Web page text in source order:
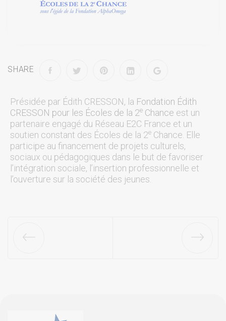
SHARE
Présidée par Édith CRESSON, la Fondation Édith
CRESSON pour les Écoles de la 2e Chance est un
partenaire engagé du Réseau E2C France et un
soutien constant des Écoles de la 2e Chance. Elle
participe au financement de projets culturels,
sociaux ou pédagogiques dans le but de favoriser
l’intégration sociale, l’insertion professionnelle et
l’ouverture sur la société des jeunes.